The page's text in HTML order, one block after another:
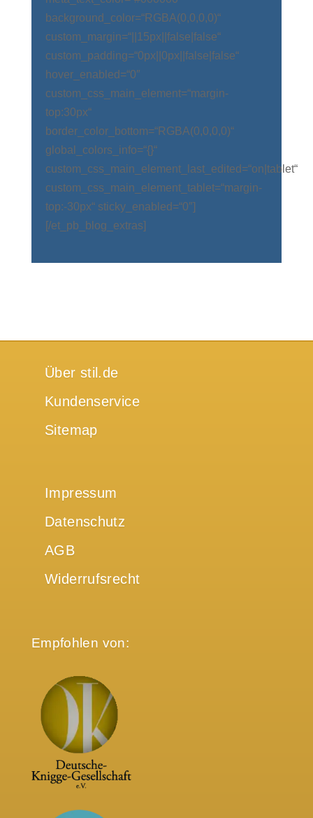
background_color=“RGBA(0,0,0,0)“
custom_margin=“||15px||false|false“
custom_padding=“0px||0px||false|false“
hover_enabled=“0″
custom_css_main_element=“margin-
top:30px“
border_color_bottom=“RGBA(0,0,0,0)“
global_colors_info=“{}“
custom_css_main_element_last_edited=“on|tablet“
custom_css_main_element_tablet=“margin-
top:-30px“ sticky_enabled=“0″]
[/et_pb_blog_extras]
Über stil.de
Kundenservice
Sitemap
Impressum
Datenschutz
AGB
Widerrufsrecht
Empfohlen von: